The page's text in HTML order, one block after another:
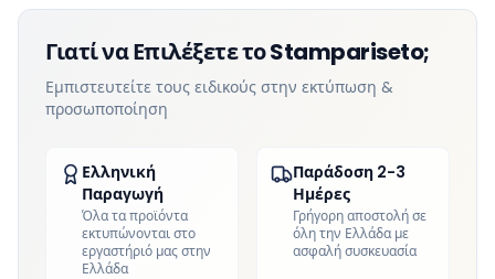
Γιατί να Επιλέξετε το Stampariseto;
Εμπιστευτείτε τους ειδικούς στην εκτύπωση &
προσωποποίηση
Ελληνική
Παραγωγή
Όλα τα προϊόντα
εκτυπώνονται στο
εργαστήριό μας στην
Ελλάδα
Παράδοση 2-3
Ημέρες
Γρήγορη αποστολή σε
όλη την Ελλάδα με
ασφαλή συσκευασία